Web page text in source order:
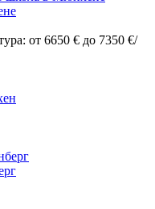
от 6650 € до 7350 €/